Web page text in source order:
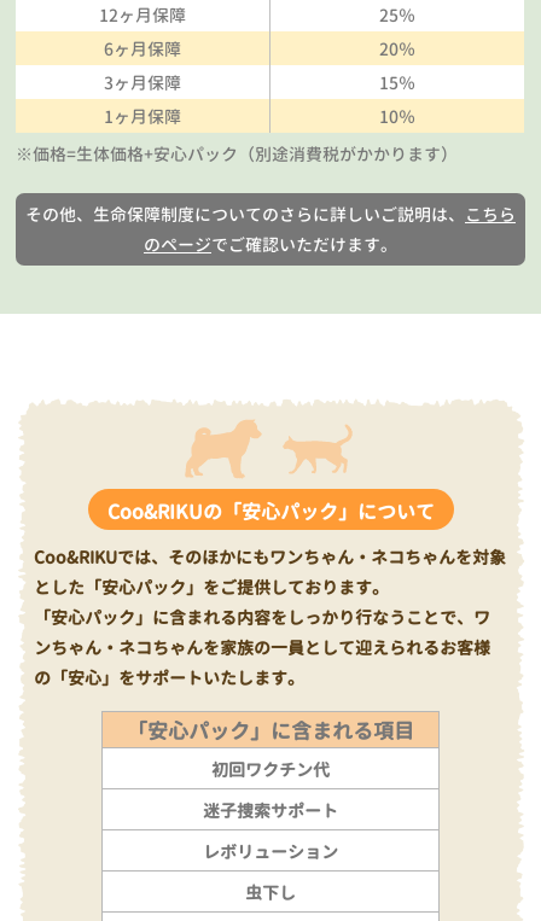
12ヶ月保障
25％
6ヶ月保障
20％
3ヶ月保障
15％
1ヶ月保障
10％
※価格=生体価格+安心パック（別途消費税がかかります）
その他、生命保障制度についてのさらに詳しいご説明は、 こちら
のページでご確認いただけます。
Coo&RIKUの「安心パック」について
Coo&RIKUでは、そのほかにもワンちゃん・ネコちゃんを対象
とした「安心パック」をご提供しております。
「安心パック」に含まれる内容をしっかり行なうことで、ワ
ンちゃん・ネコちゃんを家族の一員として迎えられるお客様
の「安心」をサポートいたします。
「安心パック」に含まれる項目
初回ワクチン代
迷子捜索サポート
レボリューション
虫下し